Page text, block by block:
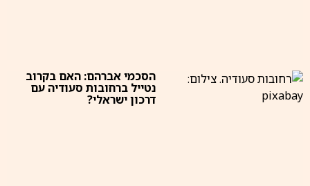
הסכמי אברהם: האם בקרוב
נטייל ברחובות סעודיה עם
דרכון ישראלי?